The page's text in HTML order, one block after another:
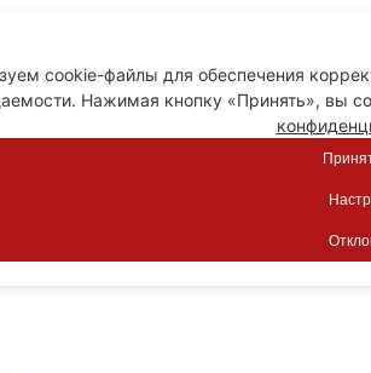
cookie-файлы для обеспечения
Нажимая кнопку «Принять», вы